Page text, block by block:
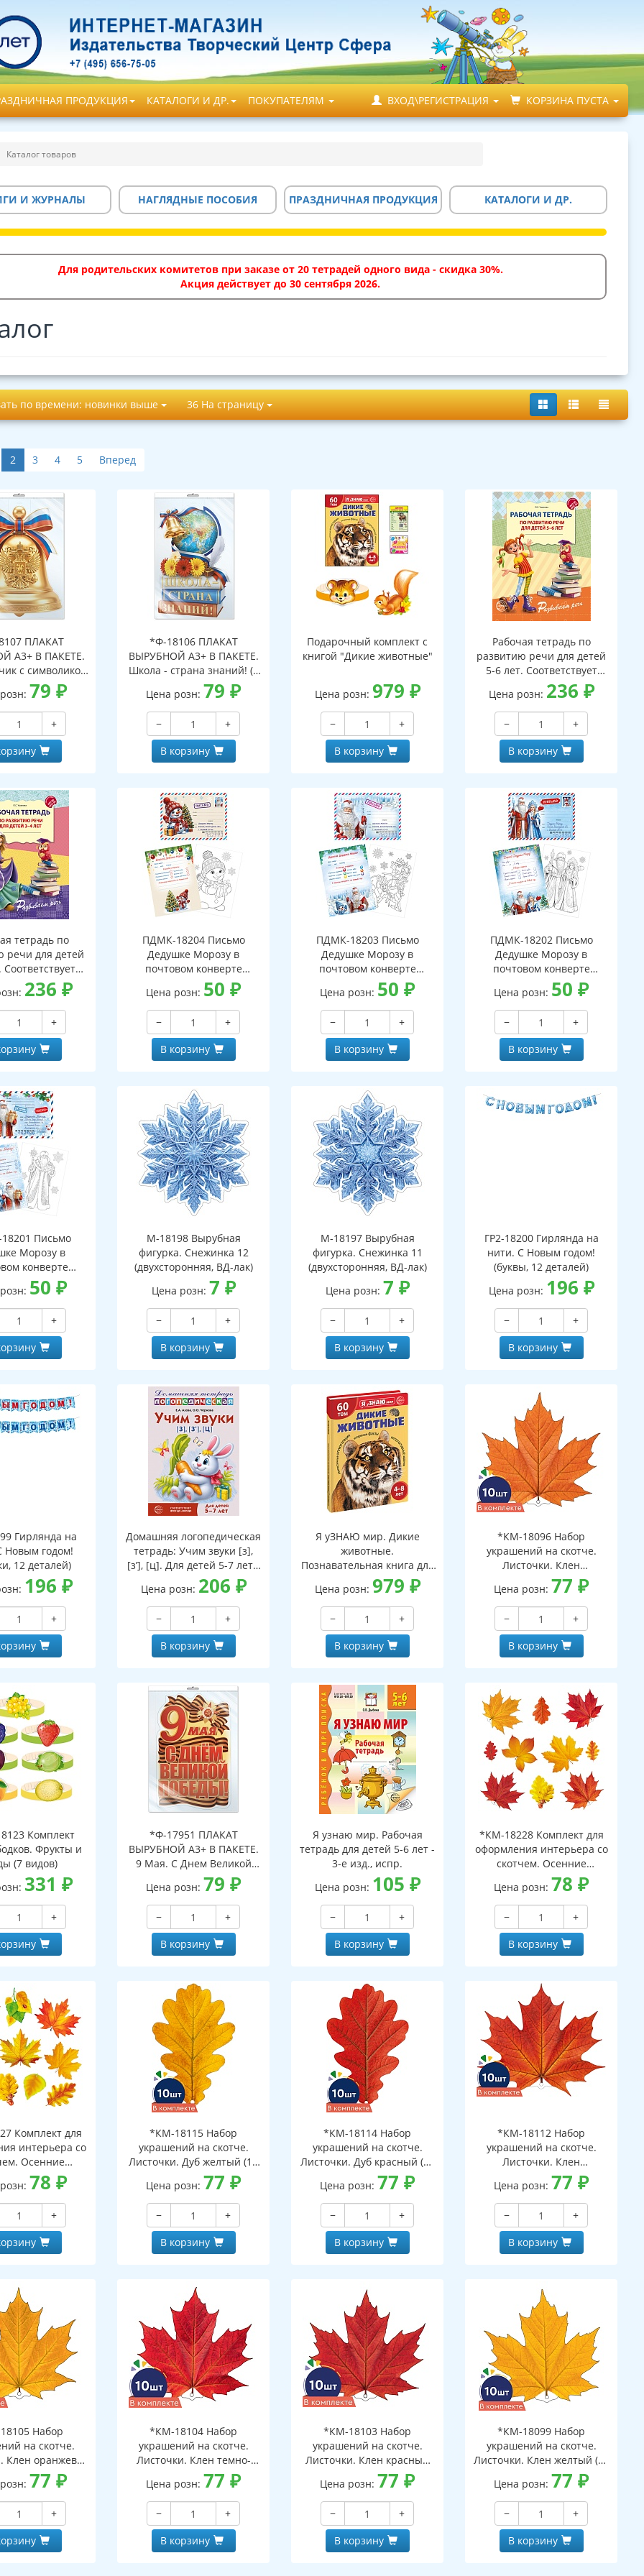
ПРОДУКЦИЯ КАТАЛОГИ И ДР. ПОКУПАТЕЛЯМ ВХОД\РЕГИСТРАЦИЯ КОРЗИНА ПУСТА
Каталог товаров
И ЖУРНАЛЫ НАГЛЯДНЫЕ ПОСОБИЯ ПРАЗДНИЧНАЯ ПРОДУКЦИЯ КАТАЛОГИ И ДР.
Для родительских комитетов при заказе от 20 тетрадей одного вида - скидка 30%.
Акция действует до 30 сентября 2026.
по времени: новинки выше 36 На страницу
2 3 4 5 Вперед
ПЛАКАТ
А3+ В ПАКЕТЕ.
с символикой
с европодвесом
клапаном,
ВД-лак)
79₽
+
*Ф-18106 ПЛАКАТ
ВЫРУБНОЙ А3+ В ПАКЕТЕ.
Школа - страна знаний! (в
индивидуальной упаковке,
с европодвесом и клеевым
клапаном, двухсторонний,
ВД-лак)
Цена розн: 79₽
−
+
В корзину
Подарочный комплект с
книгой "Дикие животные"
Цена розн: 979 ₽
−
+
В корзину
Рабочая тетрадь по
развитию речи для детей
5-6 лет. Соответствует
ФГОС ДО - 3-е изд. испр.
Цена розн: 236 ₽
−
+
В корзину
тетрадь по
речи для детей
Соответствует
- 3-е изд. испр.
236 ₽
+
ПДМК-18204 Письмо
Дедушке Морозу в
почтовом конверте
(конверт, письмо с текстом
и раскраской на обороте,
вырубная фигурка)
Цена розн: 50₽
−
+
В корзину
ПДМК-18203 Письмо
Дедушке Морозу в
почтовом конверте
(конверт, письмо с текстом
и раскраской на обороте,
вырубная фигурка)
Цена розн: 50₽
−
+
В корзину
ПДМК-18202 Письмо
Дедушке Морозу в
почтовом конверте
(конверт, письмо с текстом
и раскраской на обороте,
вырубная фигурка)
Цена розн: 50₽
−
+
В корзину
Письмо
Морозу в
конверте
письмо с текстом
на обороте,
фигурка)
50₽
+
М-18198 Вырубная
фигурка. Снежинка 12
(двухсторонняя, ВД-лак)
Цена розн: 7 ₽
−
+
В корзину
М-18197 Вырубная
фигурка. Снежинка 11
(двухсторонняя, ВД-лак)
Цена розн: 7 ₽
−
+
В корзину
ГР2-18200 Гирлянда на
нити. С Новым годом!
(буквы, 12 деталей)
Цена розн: 196 ₽
−
+
В корзину
Гирлянда на
Новым годом!
12 деталей)
196 ₽
+
Домашняя логопедическая
тетрадь: Учим звуки [з],
[з’], [ц]. Для детей 5-7 лет -
3-е изд.
Цена розн: 206 ₽
−
+
В корзину
Я уЗНАЮ мир. Дикие
животные.
Познавательная книга для
детей 4-8 лет
Цена розн: 979 ₽
−
+
В корзину
*КМ-18096 Набор
украшений на скотче.
Листочки. Клен
наборе, двухсторонний,
ВД-лак)
Цена розн: 77₽
−
+
В корзину
Комплект
Фрукты и
(7 видов)
331 ₽
+
*Ф-17951 ПЛАКАТ
ВЫРУБНОЙ А3+ В ПАКЕТЕ.
9 Мая. С Днем Великой
Победы! (двухсторонний,
ВД-лак, в индивидуальной
упаковке, с европодвесом
и клеевым клапаном)
Цена розн: 79₽
−
+
В корзину
Я узнаю мир. Рабочая
тетрадь для детей 5-6 лет -
3-е изд., испр.
Цена розн: 105 ₽
−
+
В корзину
*КМ-18228 Комплект для
оформления интерьера со
скотчем. Осенние
листочки-2 (10 видов)
Цена розн: 78₽
−
+
В корзину
Комплект для
интерьера со
Осенние
1 (10 видов)
78₽
+
*КМ-18115 Набор
украшений на скотче.
Листочки. Дуб желтый (10
шт. в наборе,
двухсторонняя, ВД-лак)
Цена розн: 77₽
−
+
В корзину
*КМ-18114 Набор
украшений на скотче.
Листочки. Дуб красный (10
шт. в наборе,
двухсторонняя, ВД-лак)
Цена розн: 77₽
−
+
В корзину
*КМ-18112 Набор
украшений на скотче.
Листочки. Клен
оранжевый (10 шт. в
наборе, двухсторонняя, ВД-
лак)
Цена розн: 77₽
−
+
В корзину
Набор
на скотче.
Клен оранжево-
шт. в наборе,
ВД-лак)
77₽
+
*КМ-18104 Набор
украшений на скотче.
Листочки. Клен темно-
красный (10 шт. в наборе,
двухсторонняя, ВД-лак)
Цена розн: 77₽
−
+
В корзину
*КМ-18103 Набор
украшений на скотче.
Листочки. Клен красный
(10 шт. в наборе,
двухсторонняя, ВД-лак)
Цена розн: 77₽
−
+
В корзину
*КМ-18099 Набор
украшений на скотче.
Листочки. Клен желтый (10
шт. в наборе,
двухсторонняя, ВД-лак)
Цена розн: 77₽
−
+
В корзину